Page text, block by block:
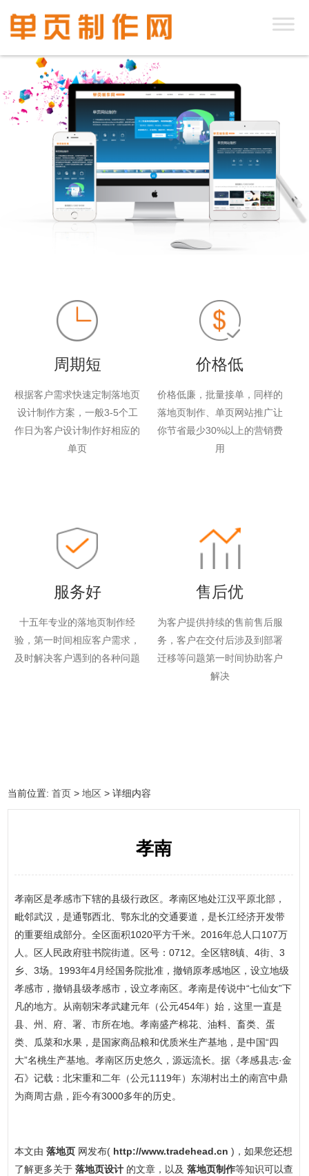
周期短
根据客户需求快速定制落地页
设计制作方案，一般3-5个工
作日为客户设计制作好相应的
单页
价格低
价格低廉，批量接单，同样的
落地页制作、单页网站推广让
你节省最少30%以上的营销费
用
服务好
十五年专业的落地页制作经
验，第一时间相应客户需求，
及时解决客户遇到的各种问题
售后优
为客户提供持续的售前售后服
务，客户在交付后涉及到部署
迁移等问题第一时间协助客户
解决
当前位置:首页 >地区 > 详细内容
孝南
孝南区是孝感市下辖的县级行政区。孝南区地处江汉平原北部，
毗邻武汉，是通鄂西北、鄂东北的交通要道，是长江经济开发带
的重要组成部分。全区面积1020平方千米。2016年总人口107万
人。区人民政府驻书院街道。区号：0712。全区辖8镇、4街、3
乡、3场。1993年4月经国务院批准，撤销原孝感地区，设立地级
孝感市，撤销县级孝感市，设立孝南区。孝南是传说中“七仙女”下
凡的地方。从南朝宋孝武建元年（公元454年）始，这里一直是
县、州、府、署、市所在地。孝南盛产棉花、油料、畜类、蛋
类、瓜菜和水果，是国家商品粮和优质米生产基地，是中国“四
大”名桃生产基地。孝南区历史悠久，源远流长。据《孝感县志·金
石》记载：北宋重和二年（公元1119年）东湖村出土的南宫中鼎
为商周古鼎，距今有3000多年的历史。
本文由 落地页 网发布( http://www.tradehead.cn )，如果您还想
了解更多关于 落地页设计 的文章，以及 落地页制作等知识可以查